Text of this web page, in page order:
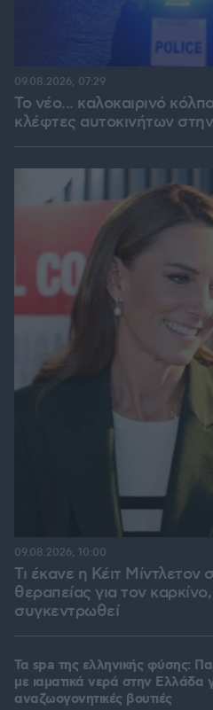
Το νέο... καλοκαιρινό
κλέφτες αυτοκινήτων
09.08.2026, 07:29
Τι έκανε η Κέιτ Μίντλετον
θεραπείας για τον
συγκεντρωθεί
09.08.2026, 10:00
Τα spa της ελληνικής φύσης:
με ιαματικά νερά στην Ελλάδα
αναζωογονητικές βουτιές